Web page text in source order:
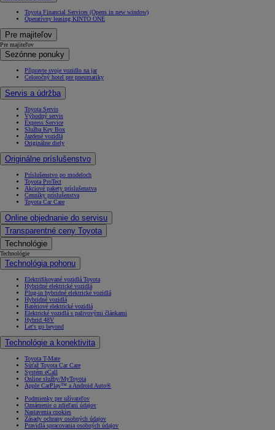
Toyota Financial Services (Opens in new window)
Operatívny leasing KINTO ONE
Pre majiteľov
Pre majiteľov
Sezónne ponuky
Připravte svoje vozidlo na jar
Celoročný hotel pre pneumatiky
Servis a údržba
Toyota Servis
Výhodný servis
Express Service
Služba Key Box
Jazdené vozidlá
Originálne diely
Originálne príslušenstvo
Príslušenstvo po modeloch
Toyota ProTect
Akciové pakety príslušenstva
Cenníky príslušenstva
Toyota Car Care
Online objednanie do servisu
Transparentné ceny Toyota
Technológie
Technológie
Technológia pohonu
Elektrifikované vozidlá Toyota
Hybridné elektrické vozidlá
Plug-in hybridné elektrické vozidlá
Hybridné vozidlá
Batériové elektrické vozidlá
Elektrické vozidlá s palivovými článkami
Hybrid 48V
Let's go beyond
Technológie a konektivita
Toyota T-Mate
Súťaž Toyota Car Care
Systém eCall
Online služby/MyToyota
Apple CarPlay™ a Android Auto®
Podmienky pre užívateľov
Oznámenie o zdieľaní údajov
Nastavenia cookies
Zásady ochrany osobných údajov
Pravidlá spracovania osobných údajov